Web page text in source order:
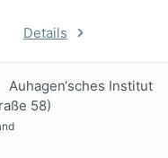
Details
Auhagen‘sches Institut
58)